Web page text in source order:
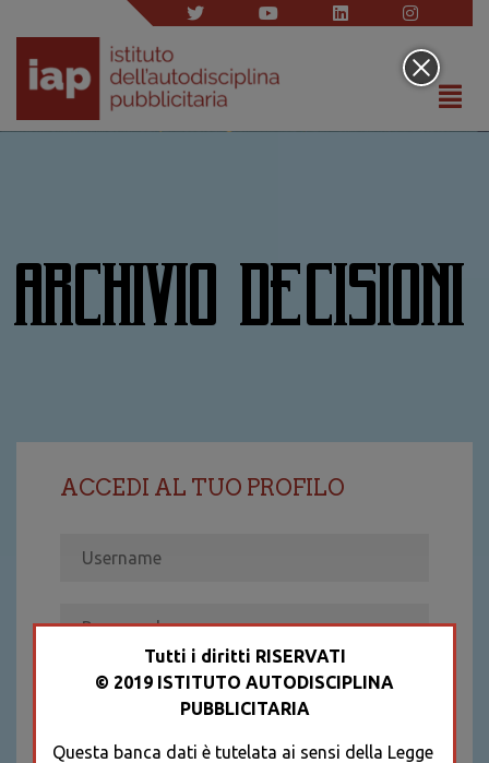
ARCHIVIO DECISIONI
ACCEDI AL TUO PROFILO
Recupera password
Tutti i diritti RISERVATI
© 2019 ISTITUTO AUTODISCIPLINA
PUBBLICITARIA
Questa banca dati è tutelata ai sensi della Legge